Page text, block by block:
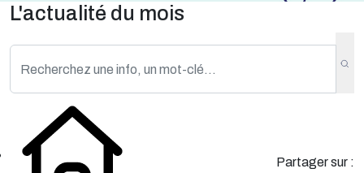
L'actualité du mois
Partager sur :